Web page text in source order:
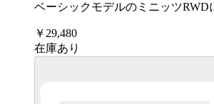
ベーシックモデルのミニッツRWD
￥29,480
在庫あり